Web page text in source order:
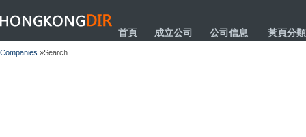
HONGKONGDIR
首頁 成立公司 公司信息 黃頁分類
Companies »Search